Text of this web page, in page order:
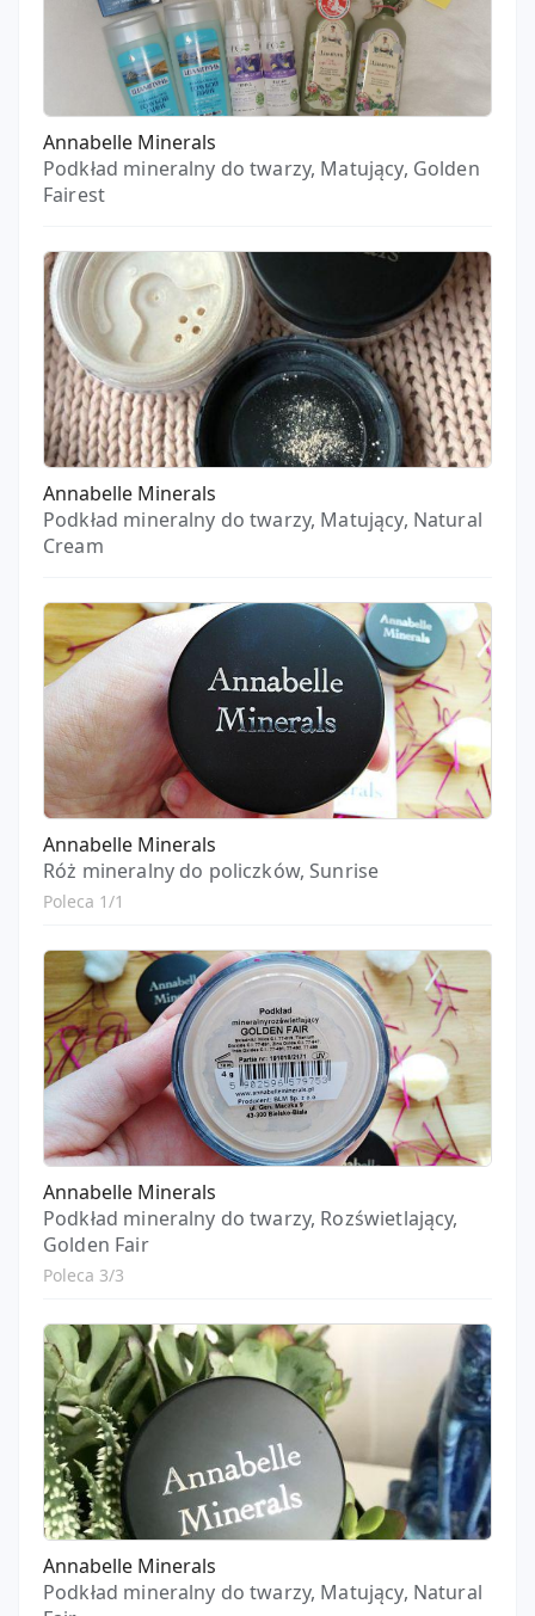
Annabelle Minerals
Podkład mineralny do twarzy, Matujący, Golden
Fairest
Annabelle Minerals
Podkład mineralny do twarzy, Matujący, Natural
Cream
Annabelle Minerals
Róż mineralny do policzków, Sunrise
Poleca 1/1
Annabelle Minerals
Podkład mineralny do twarzy, Rozświetlający,
Golden Fair
Poleca 3/3
Annabelle Minerals
Podkład mineralny do twarzy, Matujący, Natural